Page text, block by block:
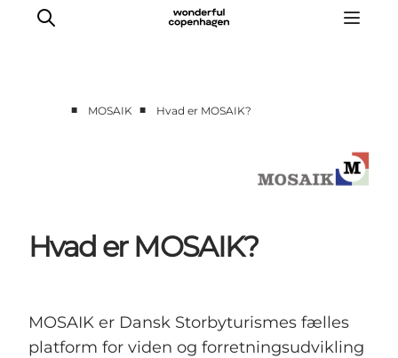
Podcast
■ MOSAIK ■ Hvad er MOSAIK?
Hvad er MOSAIK?
MOSAIK er Dansk Storbyturismes fælles
platform for viden og forretningsudvikling